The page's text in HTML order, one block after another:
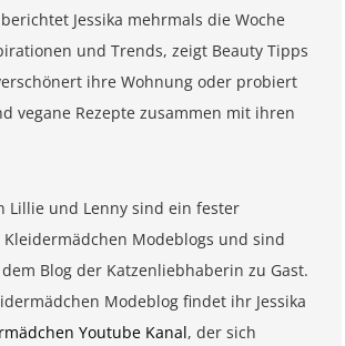
Jessika mehrmals die Woche
und Trends, zeigt Beauty Tipps
ihre Wohnung oder probiert
vegane Rezepte zusammen mit ihren
Lillie und Lenny sind ein fester
Modeblogs und sind
Blog der Katzenliebhaberin zu Gast.
Modeblog findet ihr Jessika
Youtube Kanal, der sich